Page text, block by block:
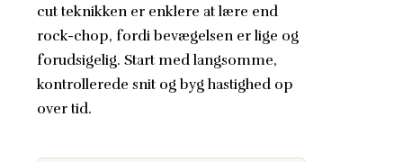
cut teknikken er enklere at lære end
rock-chop, fordi bevægelsen er lige og
forudsigelig. Start med langsomme,
kontrollerede snit og byg hastighed op
over tid.